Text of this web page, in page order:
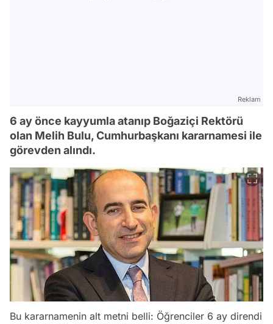
Reklam
6 ay önce kayyumla atanıp Boğaziçi Rektörü
olan Melih Bulu, Cumhurbaşkanı kararnamesi ile
görevden alındı.
Bu kararnamenin alt metni belli: Öğrenciler 6 ay direndi